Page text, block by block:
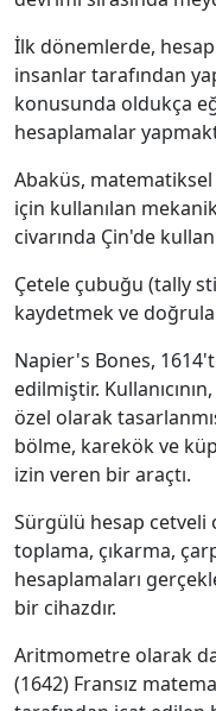
İlk dönemlerde,
insanlar tarafından
konusunda oldukça
hesaplamalar
Abaküs,
için kullanılan
civarında Çin'de
Çetele çubuğu (tally
kaydetmek ve
Napier's Bones,
edilmiştir.
özel olarak
bölme, karekök ve
izin veren bir araçtı.
Sürgülü hesap cetveli
toplama, çıkarma,
hesaplamaları
bir cihazdır.
Aritmometre olarak
(1642) Fransız